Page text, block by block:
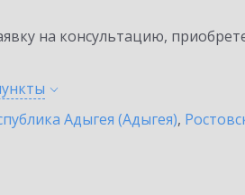
на консультацию,
Адыгея (Адыгея),